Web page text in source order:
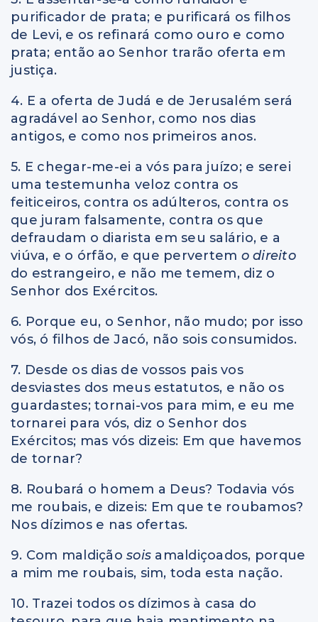
purificador de prata; e purificará os filhos
de Levi, e os refinará como ouro e como
prata; então ao Senhor trarão oferta em
justiça.
4. E a oferta de Judá e de Jerusalém será
agradável ao Senhor, como nos dias
antigos, e como nos primeiros anos.
5. E chegar-me-ei a vós para juízo; e serei
uma testemunha veloz contra os
feiticeiros, contra os adúlteros, contra os
que juram falsamente, contra os que
defraudam o diarista em seu salário, e a
viúva, e o órfão, e que pervertem o direito
do estrangeiro, e não me temem, diz o
Senhor dos Exércitos.
6. Porque eu, o Senhor, não mudo; por isso
vós, ó filhos de Jacó, não sois consumidos.
7. Desde os dias de vossos pais vos
desviastes dos meus estatutos, e não os
guardastes; tornai-vos para mim, e eu me
tornarei para vós, diz o Senhor dos
Exércitos; mas vós dizeis: Em que havemos
de tornar?
8. Roubará o homem a Deus? Todavia vós
me roubais, e dizeis: Em que te roubamos?
Nos dízimos e nas ofertas.
9. Com maldição sois amaldiçoados, porque
a mim me roubais, sim, toda esta nação.
10. Trazei todos os dízimos à casa do